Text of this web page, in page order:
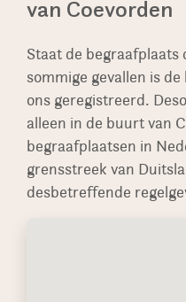
Sommige keien en
zijn.
van Coevorden
Staat de begraafplaats
sommige gevallen is
ons geregistreerd.
alleen in de buurt van
begraafplaatsen in
grensstreek van
desbetreffende